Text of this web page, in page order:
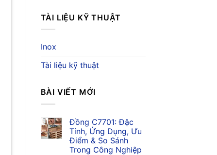
TÀI LIỆU KỸ THUẬT
Inox
Tài liệu kỹ thuật
BÀI VIẾT MỚI
Đồng C7701: Đặc
Tính, Ứng Dụng, Ưu
Điểm & So Sánh
Trong Công Nghiệp